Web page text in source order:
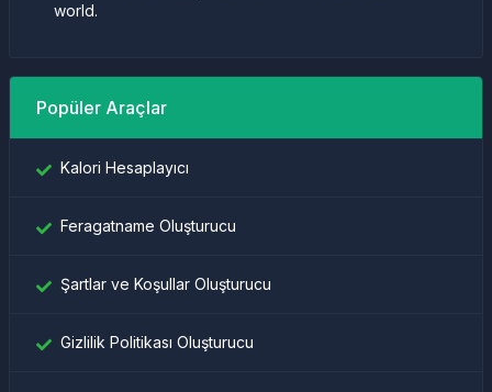
world.
Popüler Araçlar
Kalori Hesaplayıcı
Feragatname Oluşturucu
Şartlar ve Koşullar Oluşturucu
Gizlilik Politikası Oluşturucu